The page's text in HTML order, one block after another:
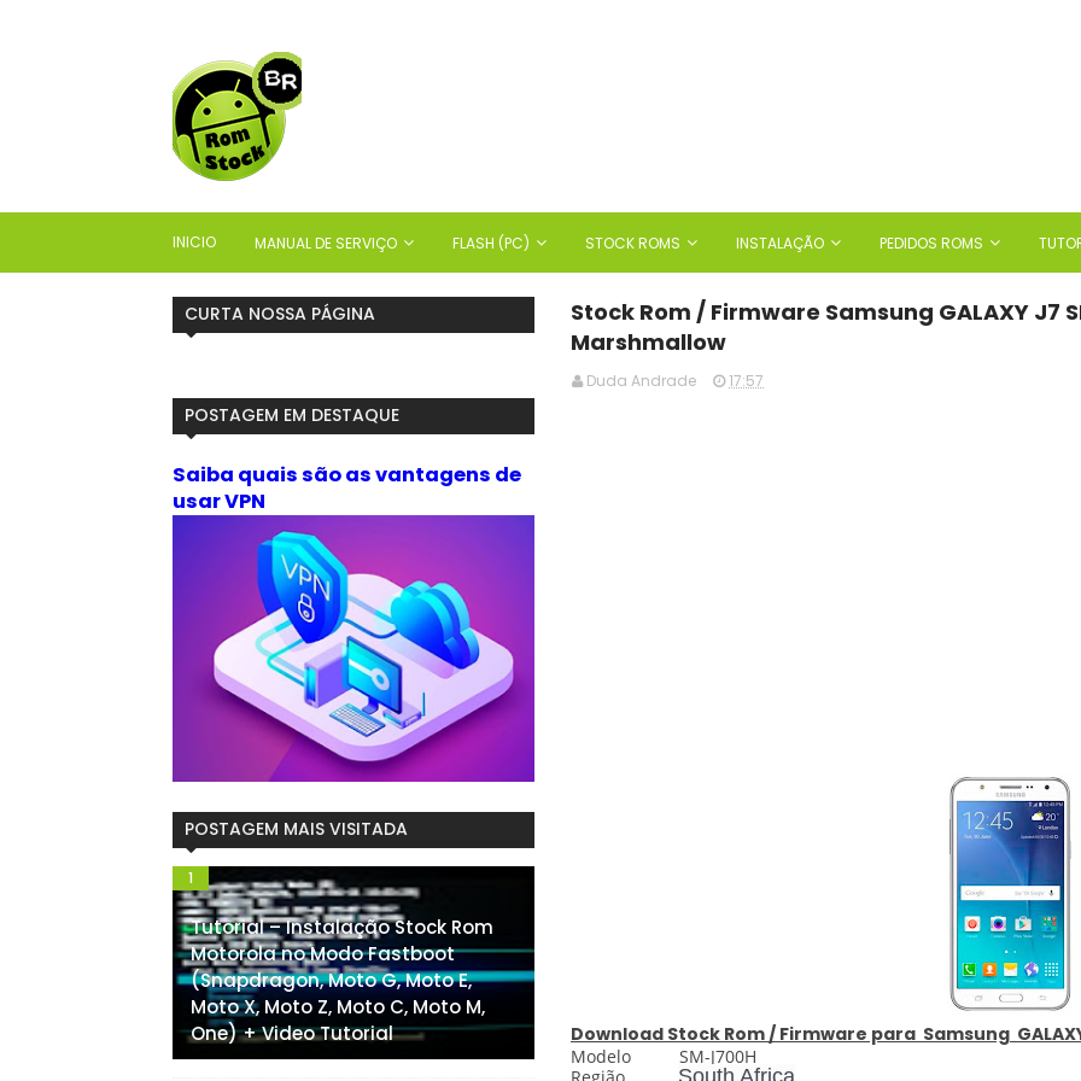
INICIO MANUAL DE SERVIÇO FLASH (PC) STOCK ROMS INSTALAÇÃO PEDIDOS ROMS
Stock Rom / Firmware Samsung GALAXY J7
Marshmallow
Duda Andrade 17:57
Download Stock Rom / Firmware para Samsung
Modelo SM-J700H
South Africa
CURTA NOSSA PÁGINA
POSTAGEM EM DESTAQUE
Saiba quais são as vantagens de
usar VPN
POSTAGEM MAIS VISITADA
Tutorial – Instalação Stock Rom
Motorola no Modo Fastboot
(Snapdragon, Moto G, Moto E,
Moto X, Moto Z, Moto C, Moto M,
One) + Video Tutorial